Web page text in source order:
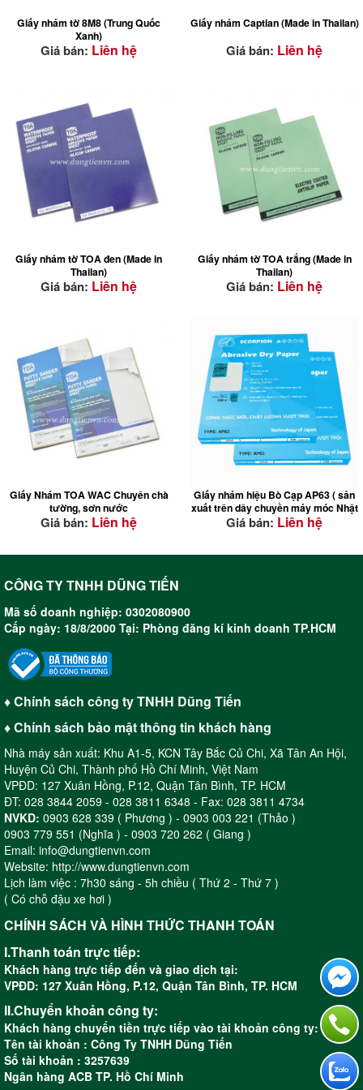
Giấy nhám tờ 8M8 (Trung Quốc
Xanh)
Giá bán: Liên hệ
Giấy nhám Captian (Made in Thailan)
Giá bán: Liên hệ
Giấy nhám tờ TOA đen (Made in
Thailan)
Giá bán: Liên hệ
Giấy nhám tờ TOA trắng (Made in
Thailan)
Giá bán: Liên hệ
ĐẶC TÍNH NỔI BẬT
Giấy Nhám TOA WAC Chuyên chà
tường, sơn nước
Giá bán: Liên hệ
Giấy nhám hiệu Bò Cạp AP63 ( sản
xuất trên dây chuyền máy móc Nhật
Bản )
mạt gỗ trong lúc chà , làm cho
mọi góc của sản phẩm
Hạt cát rất cứng và sắc: tiết
kiệm thời gian chà và sức lực
Hạt cát đều: cho ra bề mặt sản
phẩm tuyệt hảo
Nhắn tin ngay cho page để
Giá bán: Liên hệ
CÔNG TY TNHH DŨNG TIẾN
Mã số doanh nghiệp: 0302080900
Cấp ngày: 18/8/2000 Tại: Phòng đăng kí kinh doanh TP.HCM
♦ Chính sách công ty TNHH Dũng Tiến
♦ Chính sách bảo mật thông tin khách hàng
Nhà máy sản xuất: Khu A1-5, KCN Tây Bắc Củ Chi, Xã Tân An Hội,
Huyện Củ Chi, Thành phố Hồ Chí Minh, Việt Nam
VPĐD: 127 Xuân Hồng, P.12, Quận Tân Bình, TP. HCM
ĐT: 028 3844 2059 - 028 3811 6348 - Fax: 028 3811 4734
NVKD: 0903 628 339 ( Phương ) - 0903 003 221 (Thảo )
0903 779 551 (Nghĩa ) - 0903 720 262 ( Giang )
Email: info@dungtienvn.com
Website: http://www.dungtienvn.com
Lịch làm việc : 7h30 sáng - 5h chiều ( Thứ 2 - Thứ 7 )
( Có chỗ đậu xe hơi )
CHÍNH SÁCH VÀ HÌNH THỨC THANH TOÁN
I.Thanh toán trực tiếp:
Khách hàng trực tiếp đến và giao dịch tại:
VPĐD: 127 Xuân Hồng, P.12, Quận Tân Bình, TP. HCM
II.Chuyển khoản công ty:
Khách hàng chuyển tiền trực tiếp vào tài khoản công ty:
Tên tài khoản : Công Ty TNHH Dũng Tiến
Số tài khoản : 3257639
Ngân hàng ACB TP. Hồ Chí Minh